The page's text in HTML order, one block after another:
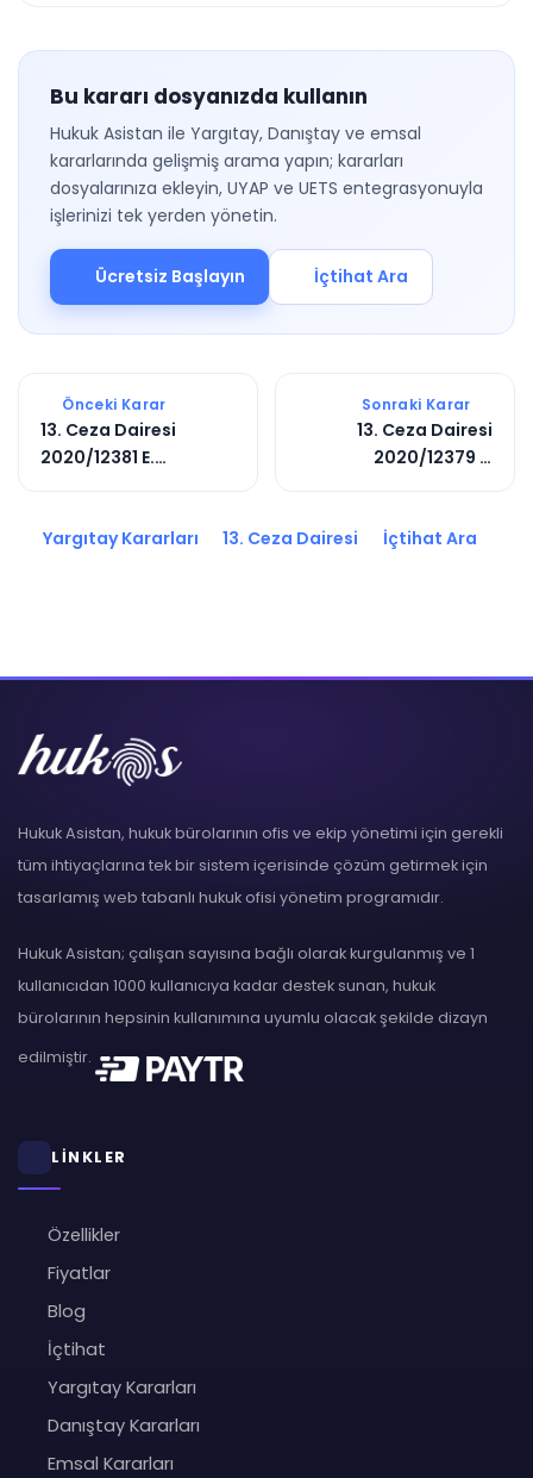
Bu kararı dosyanızda kullanın
Hukuk Asistan ile Yargıtay, Danıştay ve emsal
kararlarında gelişmiş arama yapın; kararları
dosyalarınıza ekleyin, UYAP ve UETS entegrasyonuyla
işlerinizi tek yerden yönetin.
Ücretsiz Başlayın İçtihat Ara
Önceki Karar
13. Ceza Dairesi
2020/12381 E.
Sonraki Karar
13. Ceza Dairesi
2020/12379 E.
Yargıtay Kararları 13. Ceza Dairesi İçtihat Ara
Hukuk Asistan, hukuk bürolarının ofis ve ekip yönetimi için gerekli
tüm ihtiyaçlarına tek bir sistem içerisinde çözüm getirmek için
tasarlamış web tabanlı hukuk ofisi yönetim programıdır.
Hukuk Asistan; çalışan sayısına bağlı olarak kurgulanmış ve 1
kullanıcıdan 1000 kullanıcıya kadar destek sunan, hukuk
bürolarının hepsinin kullanımına uyumlu olacak şekilde dizayn
edilmiştir.
LİNKLER
Özellikler
Fiyatlar
Blog
İçtihat
Yargıtay Kararları
Danıştay Kararları
Emsal Kararları